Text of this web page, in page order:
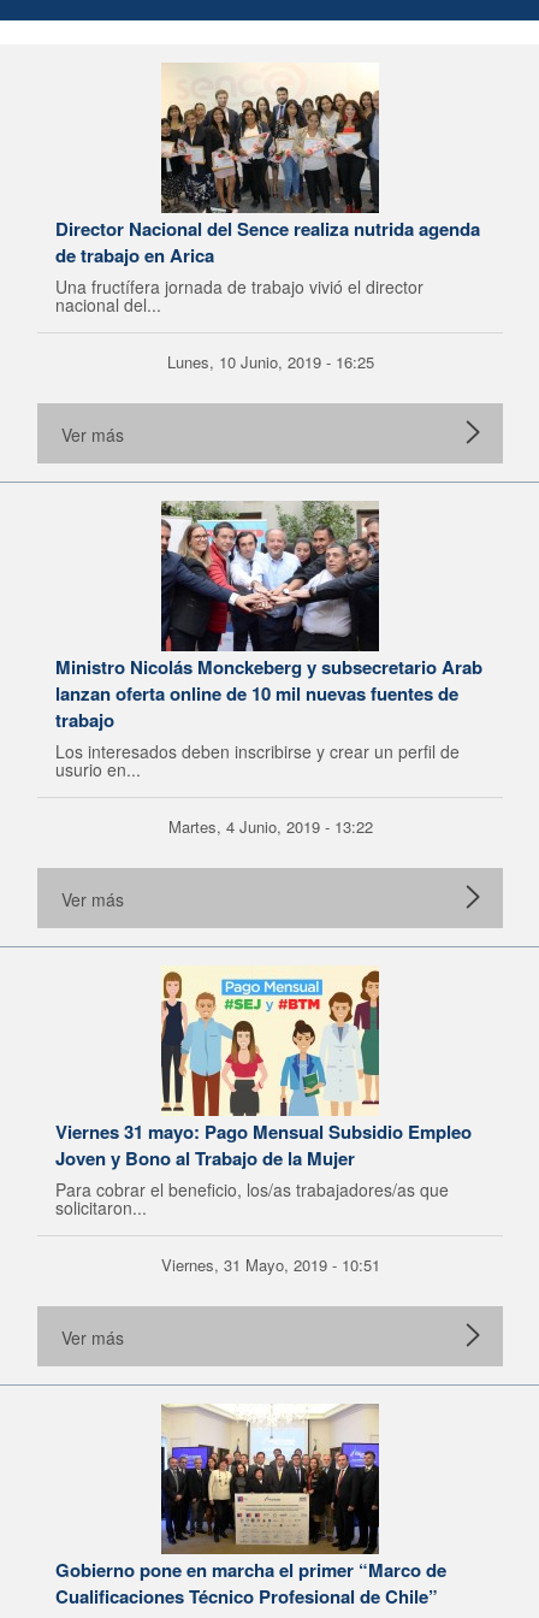
Director Nacional del Sence realiza nutrida agenda
de trabajo en Arica
Una fructífera jornada de trabajo vivió el director
nacional del...
Lunes, 10 Junio, 2019 - 16:25
Ver más
Ministro Nicolás Monckeberg y subsecretario Arab
lanzan oferta online de 10 mil nuevas fuentes de
trabajo
Los interesados deben inscribirse y crear un perfil de
usurio en...
Martes, 4 Junio, 2019 - 13:22
Ver más
Viernes 31 mayo: Pago Mensual Subsidio Empleo
Joven y Bono al Trabajo de la Mujer
Para cobrar el beneficio, los/as trabajadores/as que
solicitaron...
Viernes, 31 Mayo, 2019 - 10:51
Ver más
Gobierno pone en marcha el primer “Marco de
Cualificaciones Técnico Profesional de Chile”